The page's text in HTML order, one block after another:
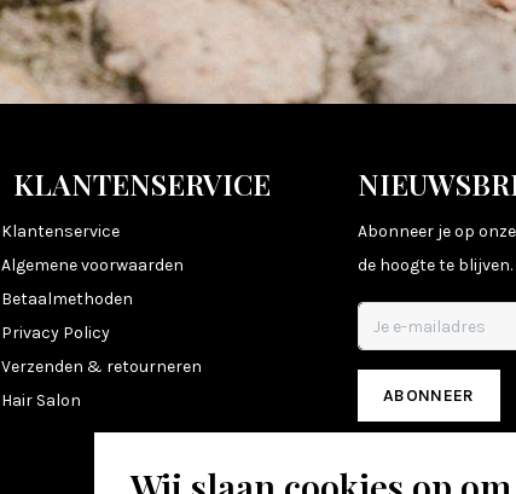
KLANTENSERVICE
Klantenservice
Algemene voorwaarden
Betaalmethoden
Privacy Policy
Verzenden & retourneren
Hair Salon
Abonneer je op
de hoogte te blijven.
ABONNEER